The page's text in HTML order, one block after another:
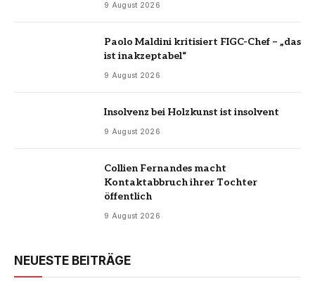
9 August 2026
Paolo Maldini kritisiert FIGC-Chef – „das
ist inakzeptabel“
9 August 2026
Insolvenz bei Holzkunst ist insolvent
9 August 2026
Collien Fernandes macht
Kontaktabbruch ihrer Tochter
öffentlich
9 August 2026
NEUESTE BEITRÄGE